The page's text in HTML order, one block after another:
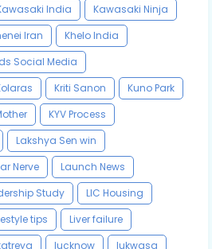
India
Kawasaki Ninja
Iran
Khelo India
Social Media
Kriti Sanon
Kuno Park
KYV Process
Lakshya Sen win
Nerve
Launch News
Study
LIC Housing
tips
Liver failure
lucknow
lukwasa